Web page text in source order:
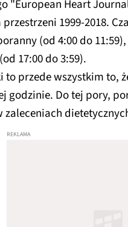
"European Heart
1999-2018.
(od 4:00 do
17:00 do 3:59).
to przede wszystkim to,
godzinie. Do tej pory,